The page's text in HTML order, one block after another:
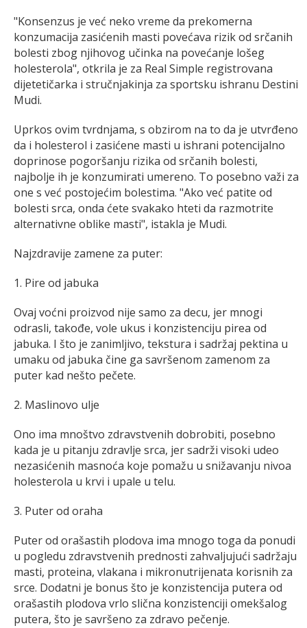
"Konsenzus je već neko vreme da prekomerna
konzumacija zasićenih masti povećava rizik od srčanih
bolesti zbog njihovog učinka na povećanje lošeg
holesterola", otkrila je za Real Simple registrovana
dijetetičarka i stručnjakinja za sportsku ishranu Destini
Mudi.
Uprkos ovim tvrdnjama, s obzirom na to da je utvrđeno
da i holesterol i zasićene masti u ishrani potencijalno
doprinose pogoršanju rizika od srčanih bolesti,
najbolje ih je konzumirati umereno. To posebno važi za
one s već postojećim bolestima. "Ako već patite od
bolesti srca, onda ćete svakako hteti da razmotrite
alternativne oblike masti", istakla je Mudi.
Najzdravije zamene za puter:
1. Pire od jabuka
Ovaj voćni proizvod nije samo za decu, jer mnogi
odrasli, takođe, vole ukus i konzistenciju pirea od
jabuka. I što je zanimljivo, tekstura i sadržaj pektina u
umaku od jabuka čine ga savršenom zamenom za
puter kad nešto pečete.
2. Maslinovo ulje
Ono ima mnoštvo zdravstvenih dobrobiti, posebno
kada je u pitanju zdravlje srca, jer sadrži visoki udeo
nezasićenih masnoća koje pomažu u snižavanju nivoa
holesterola u krvi i upale u telu.
3. Puter od oraha
Puter od orašastih plodova ima mnogo toga da ponudi
u pogledu zdravstvenih prednosti zahvaljujući sadržaju
masti, proteina, vlakana i mikronutrijenata korisnih za
srce. Dodatni je bonus što je konzistencija putera od
orašastih plodova vrlo slična konzistenciji omekšalog
putera, što je savršeno za zdravo pečenje.